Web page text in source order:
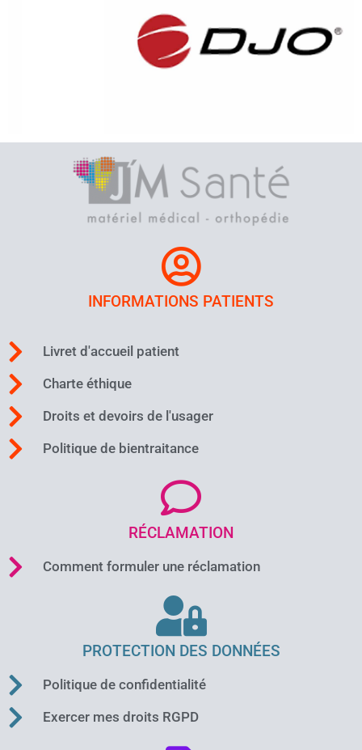
INFORMATIONS PATIENTS
Livret d'accueil patient
Charte éthique
Droits et devoirs de l'usager
Politique de bientraitance
RÉCLAMATION
Comment formuler une réclamation
PROTECTION DES DONNÉES
Politique de confidentialité
Exercer mes droits RGPD